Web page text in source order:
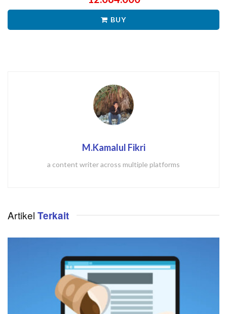
BUY
M.Kamalul Fikri
a content writer across multiple platforms
Artikel Terkait